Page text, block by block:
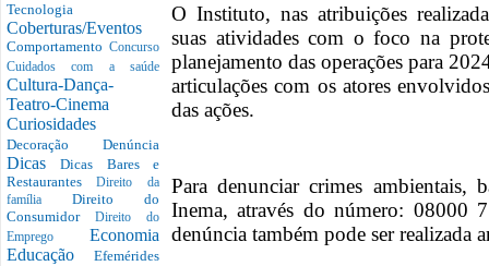
Tecnologia
Coberturas/Eventos
Comportamento Concurso
Cuidados com a saúde
Cultura-Dança-
Teatro-Cinema
Curiosidades
Decoração Denúncia
DicasDicas Bares e
RestaurantesDireito da
família Direito do
Consumidor Direito do
Emprego Economia
Educação Efemérides
O Instituto, nas atribuições
suas atividades com o foco na
planejamento das operações para
articulações com os atores
das ações.
Para denunciar crimes ambientais,
Inema, através do número: 08000
denúncia também pode ser realizada